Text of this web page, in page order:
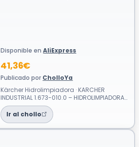
Disponible enAliExpress
41,36€
Publicado por CholloYa
Kärcher Hidrolimpiadora · KARCHER
INDUSTRIAL 1.673-010.0 – HIDROLIMPIADORA
K 2 UNIVERSAL EDITION COMPACTA, LIGERA,
DE...Ir al chollo